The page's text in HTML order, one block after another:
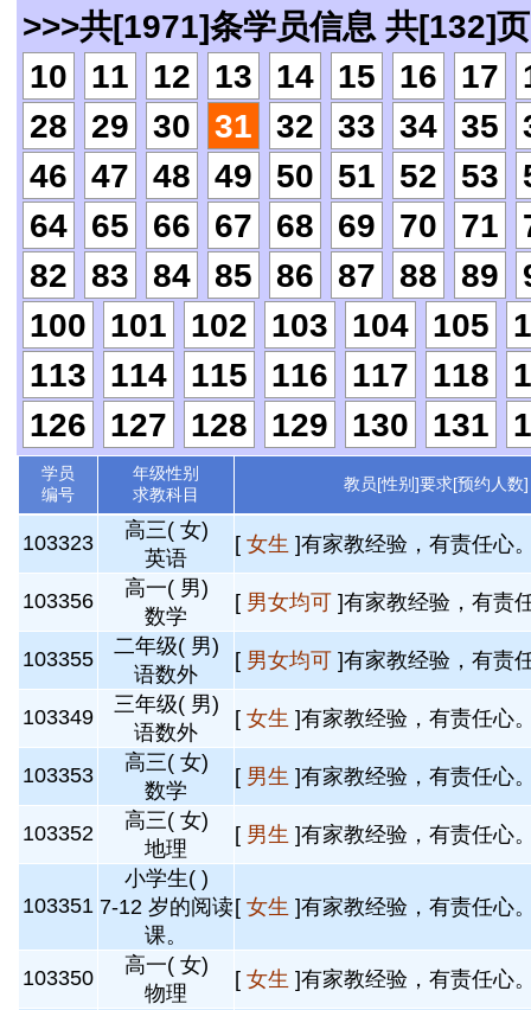
>>>共[1971]条学员信息 共[132]
10
11 12 13 14 15 16 17
28
29 30 31 32 33 34 35
46
47 48 49 50 51 52 53
64
65 66 67 68 69 70 71
82
83 84 85 86 87 88 89
100
101 102 103 104 105
113
114 115 116 117 118
126
127 128 129 130 131
学员
编号
年级性别
求教科目
教员[性别]要求[预约人数]
103323
高三( 女)
英语
[ 女生 ]有家教经验，有责任心
103356
高一( 男)
数学
[ 男女均可 ]有家教经验，有责
103355
二年级( 男)
语数外
[ 男女均可 ]有家教经验，有责
103349
三年级( 男)
语数外
[ 女生 ]有家教经验，有责任心
103353
高三( 女)
数学
[ 男生 ]有家教经验，有责任心
103352
高三( 女)
地理
[ 男生 ]有家教经验，有责任心
103351
小学生( )
7-12 岁的阅读
课。
[ 女生 ]有家教经验，有责任心
103350
高一( 女)
物理
[ 女生 ]有家教经验，有责任心